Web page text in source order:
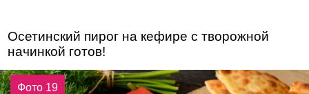
Осетинский пирог на кефире с творожной
начинкой готов!
Фото 19